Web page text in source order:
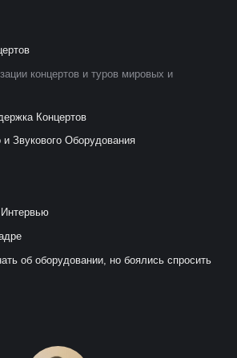
концертов и туров мировых и
Концертов
и Звукового Оборудования
об оборудовании, но боялись спросить